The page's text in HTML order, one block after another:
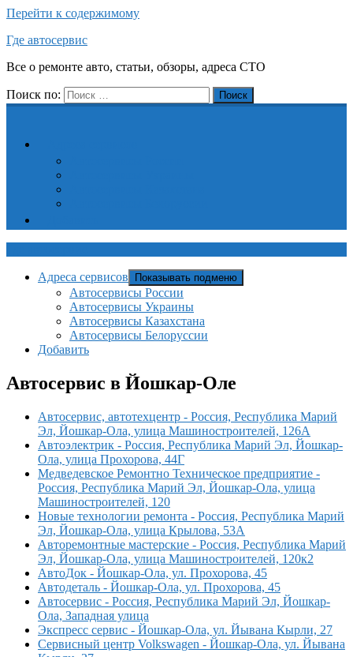
Перейти к содержимому
Где автосервис
Все о ремонте авто, статьи, обзоры, адреса СТО
Поиск по: Поиск
Адреса сервисов Показывать подменю
Автосервисы России
Автосервисы Украины
Автосервисы Казахстана
Автосервисы Белоруссии
Добавить
Автосервис в Йошкар-Оле
Автосервис, автотехцентр - Россия, Республика Марий
Эл, Йошкар-Ола, улица Машиностроителей, 126А
Автоэлектрик - Россия, Республика Марий Эл, Йошкар-
Ола, улица Прохорова, 44Г
Медведевское Ремонтно Техническое предприятие -
Россия, Республика Марий Эл, Йошкар-Ола, улица
Машиностроителей, 120
Новые технологии ремонта - Россия, Республика Марий
Эл, Йошкар-Ола, улица Крылова, 53А
Авторемонтные мастерские - Россия, Республика Марий
Эл, Йошкар-Ола, улица Машиностроителей, 120к2
АвтоДок - Йошкар-Ола, ул. Прохорова, 45
Автодеталь - Йошкар-Ола, ул. Прохорова, 45
Автосервис - Россия, Республика Марий Эл, Йошкар-
Ола, Западная улица
Экспресс сервис - Йошкар-Ола, ул. Йывана Кырли, 27
Сервисный центр Volkswagen - Йошкар-Ола, ул. Йывана